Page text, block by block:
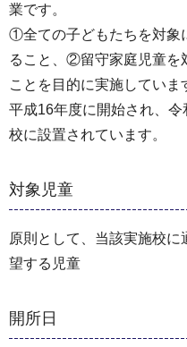
業です。
①全ての子どもたちを対象
ること、②留守家庭児童を
ことを目的に実施していま
平成16年度に開始され、
校に設置されています。
対象児童
原則として、当該実施校
望する児童
開所日